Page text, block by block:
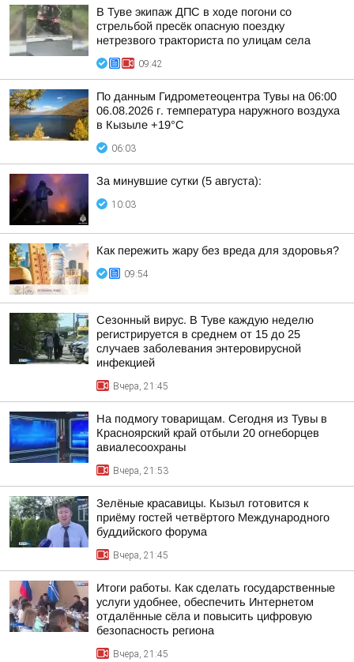
В Туве экипаж ДПС в ходе погони со
стрельбой пресёк опасную поездку
нетрезвого тракториста по улицам села
09:42
По данным Гидрометеоцентра Тувы на 06:00
06.08.2026 г. температура наружного воздуха
в Кызыле +19°С
06:03
За минувшие сутки (5 августа):
10:03
Как пережить жару без вреда для здоровья?
09:54
Сезонный вирус. В Туве каждую неделю
регистрируется в среднем от 15 до 25
случаев заболевания энтеровирусной
инфекцией
Вчера, 21:45
На подмогу товарищам. Сегодня из Тувы в
Красноярский край отбыли 20 огнеборцев
авиалесоохраны
Вчера, 21:53
Зелёные красавицы. Кызыл готовится к
приёму гостей четвёртого Международного
буддийского форума
Вчера, 21:45
Итоги работы. Как сделать государственные
услуги удобнее, обеспечить Интернетом
отдалённые сёла и повысить цифровую
безопасность региона
Вчера, 21:45